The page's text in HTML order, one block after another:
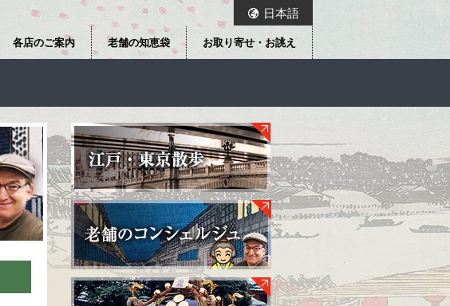
日本語
各店のご案内 老舗の知恵袋 お取り寄せ・お誂え